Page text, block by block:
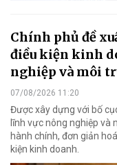
Chính phủ đề
điều kiện kinh
nghiệp và môi
07/08/2026 11:20
Được xây dựng với bố
lĩnh vực nông nghiệp
hành chính, đơn giản
kiện kinh doanh.